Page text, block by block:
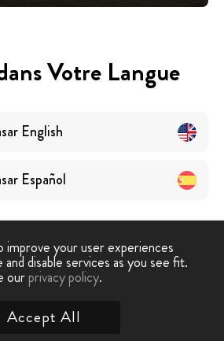
Votre Langue
English
Español
improve your user experiences
and disable services as you see fit.
ourprivacy policy.
Accept All